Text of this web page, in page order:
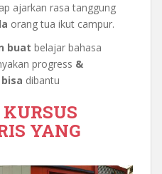
ajarkan rasa tanggung
orang tua ikut campur.
buat belajar bahasa
progress &
bisa dibantu
YANG